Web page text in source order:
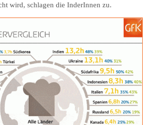
wird, schlagen die InderInnen zu.